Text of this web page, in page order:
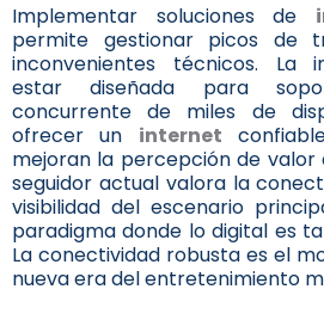
Implementar soluciones de
permite gestionar picos de
inconvenientes técnicos. La
estar diseñada para
concurrente de miles de
ofrecer un internet
mejoran la percepción de valor
seguidor actual valora la
visibilidad del escenario
paradigma donde lo digital es
La conectividad robusta es el
nueva era del entretenimiento